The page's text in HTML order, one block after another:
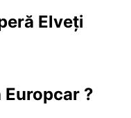
Elveția
?